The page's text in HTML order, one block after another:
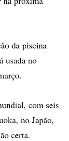
da piscina
usada no
com seis
no Japão,
certa.